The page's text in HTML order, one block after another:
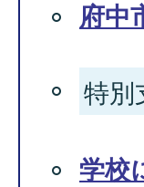
府中
特別
学校